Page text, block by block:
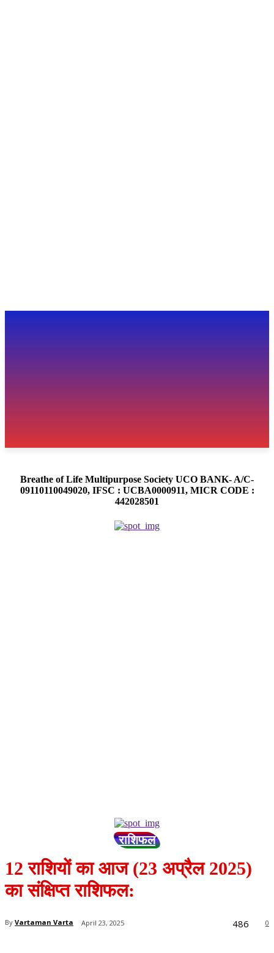
Breathe of Life Multipurpose Society UCO BANK- A/C-
09110110049020, IFSC : UCBA0000911, MICR CODE :
442028501
राशिफल
12 राशियों का आज (23 अप्रैल 2025)
का संक्षिप्त राशिफल:
By Vartaman Varta April 23, 2025 0
486